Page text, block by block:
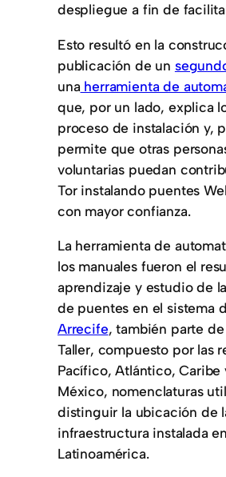
despliegue a fin de
Esto resultó en la
publicación de un
una herramienta de
que, por un lado, explica
proceso de instalación y,
permite que otras
voluntarias puedan
Tor instalando puentes
con mayor confianza.
La herramienta de
los manuales fueron el
aprendizaje y estudio de
de puentes en el sistema
Arrecife, también parte
Taller, compuesto por las
Pacífico, Atlántico, Caribe
México, nomenclaturas
distinguir la ubicación de
infraestructura instalada en
Latinoamérica.